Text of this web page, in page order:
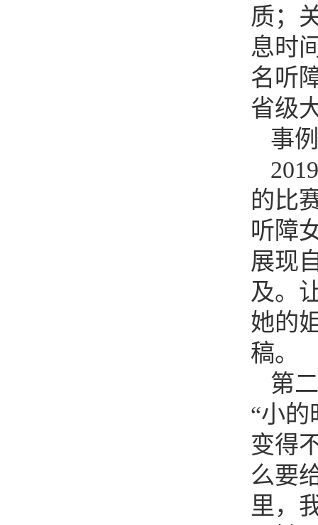
质；
息时
名听
省级
事
的比
听障
展现
及。
她的
稿。
第
“小
变得
么要
里，